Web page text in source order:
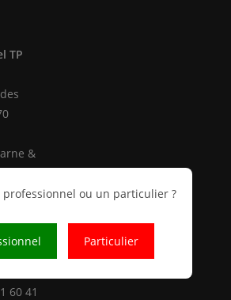
TP
&
-
60 41
professionnel ou un particulier ?
Particulier